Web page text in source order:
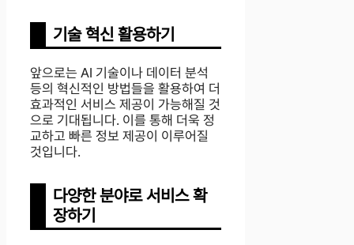
기술 혁신 활용하기
앞으로는 AI 기술이나 데이터 분석
등의 혁신적인 방법들을 활용하여 더
효과적인 서비스 제공이 가능해질 것
으로 기대됩니다. 이를 통해 더욱 정
교하고 빠른 정보 제공이 이루어질
것입니다.
다양한 분야로 서비스 확
장하기